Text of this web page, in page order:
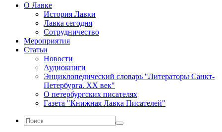
О Лавке
История Лавки
Лавка сегодня
Сотрудничество
Мероприятия
Статьи
Новости
Аудиокниги
Энциклопедический словарь "Литераторы Санкт-
Петербурга. XX век"
О петербургских писателях
Газета "Книжная Лавка Писателей"